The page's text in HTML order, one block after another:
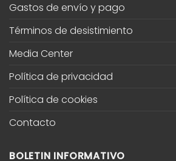
Gastos de envío y pago
Términos de desistimiento
Media Center
Política de privacidad
Política de cookies
Contacto
BOLETIN INFORMATIVO